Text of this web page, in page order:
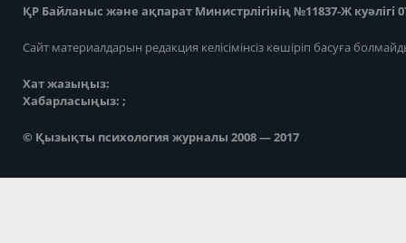
ҚР Байланыс және ақпарат Министрлігінің №11837-Ж куәлігі
Сайт материалдарын редакция келісімінсіз көшіріп басуға
Хат жазыңыз:
Хабарласыңыз: ;
© Қызықты психология журналы 2008 — 2017